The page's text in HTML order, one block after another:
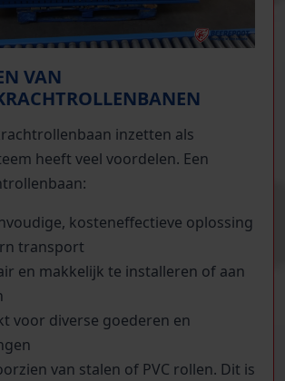
VAN
inzetten als
heeft veel voordelen. Een
kosteneffectieve oplossing
transport
en makkelijk te installeren of aan
voor diverse goederen en
van stalen of PVC rollen. Dit is